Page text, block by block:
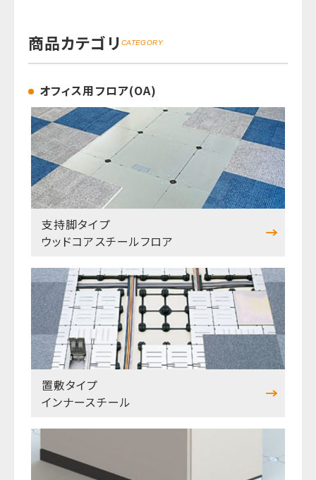
商品カテゴリ CATEGORY
オフィス用フロア(OA)
支持脚タイプ
ウッドコアスチールフロア
置敷タイプ
インナースチール